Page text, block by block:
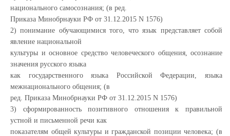
национального самосознания; (в ред.
Приказа Минобрнауки РФ от 31.12.2015 N 1576)
2) понимание обучающимися того, что язык представляет собой
явление национальной
культуры и основное средство человеческого общения, осознание
значения русского языка
как государственного языка Российской Федерации, языка
межнационального общения; (в
ред. Приказа Минобрнауки РФ от 31.12.2015 N 1576)
3) сформированность позитивного отношения к правильной
устной и письменной речи как
показателям общей культуры и гражданской позиции человека; (в